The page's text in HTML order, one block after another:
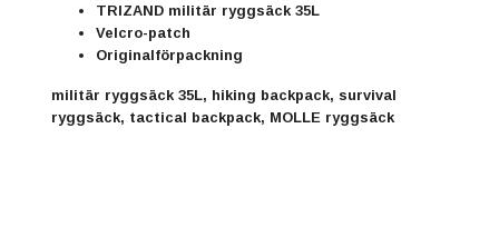
TRIZAND militär ryggsäck 35L
Velcro-patch
Originalförpackning
militär ryggsäck 35L, hiking backpack, survival
ryggsäck, tactical backpack, MOLLE ryggsäck